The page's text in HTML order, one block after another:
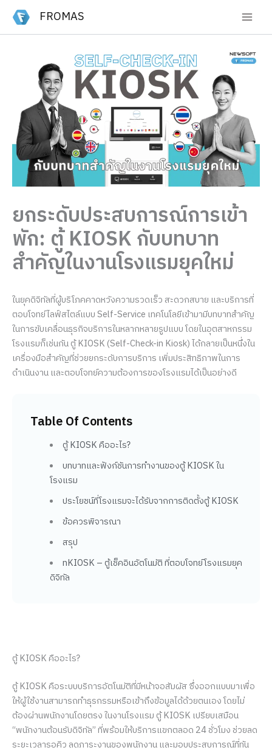
content
FROMAS
ยกระดับประสบการณ์การเข้า
พัก: ตู้ KIOSK กับบทบาท
สำคัญในงานโรงแรมยุคใหม่
ในยุคดิจิทัลที่ผู้บริโภคคาดหวังความรวดเร็ว สะดวกสบาย และบริการที่
ตอบโจทย์ไลฟ์สไตล์แบบ Self-Service เทคโนโลยีเข้ามามีบทบาทสำคัญ
ในการขับเคลื่อนธุรกิจบริการในหลากหลายรูปแบบ โดยในอุตสาหกรรม
โรงแรมก็เช่นกัน ตู้ KIOSK (Self-Check-in Kiosk) ได้กลายเป็นหนึ่งใน
เครื่องมือสำคัญที่ช่วยยกระดับการบริการ เพิ่มประสิทธิภาพในการ
ดำเนินงาน และตอบโจทย์ความต้องการของโรงแรมได้เป็นอย่างดี
Table Of Contents
ตู้ KIOSK คืออะไร?
บทบาทและฟังก์ชันการทำงานของตู้ KIOSK ใน
โรงแรม
ประโยชน์ที่โรงแรมจะได้รับจากการติดตั้งตู้ KIOSK
ข้อควรพิจารณา
สรุป
nKIOSK – ตู้เช็คอินอัตโนมัติ ที่ตอบโจทย์โรงแรมยุค
ดิจิทัล
ตู้ KIOSK คืออะไร?
ตู้ KIOSK คือระบบบริการอัตโนมัติที่มีหน้าจอสัมผัส ซึ่งออกแบบมาเพื่อ
ให้ผู้ใช้งานสามารถทำธุรกรรมหรือเข้าถึงข้อมูลได้ด้วยตนเอง โดยไม่
ต้องผ่านพนักงานโดยตรง ในงานโรงแรม ตู้ KIOSK เปรียบเสมือน
“พนักงานต้อนรับดิจิทัล” ที่พร้อมให้บริการแขกตลอด 24 ชั่วโมง ช่วยลด
ระยะเวลารอคิว ลดภาระงานของพนักงาน และมอบประสบการณ์ที่ทัน